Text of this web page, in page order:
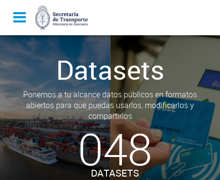
Datasets
Ponemos a tu alcance datos públicos en formatos
abiertos para que puedas usarlos, modificarlos y
compartirlos
048
DATASETS